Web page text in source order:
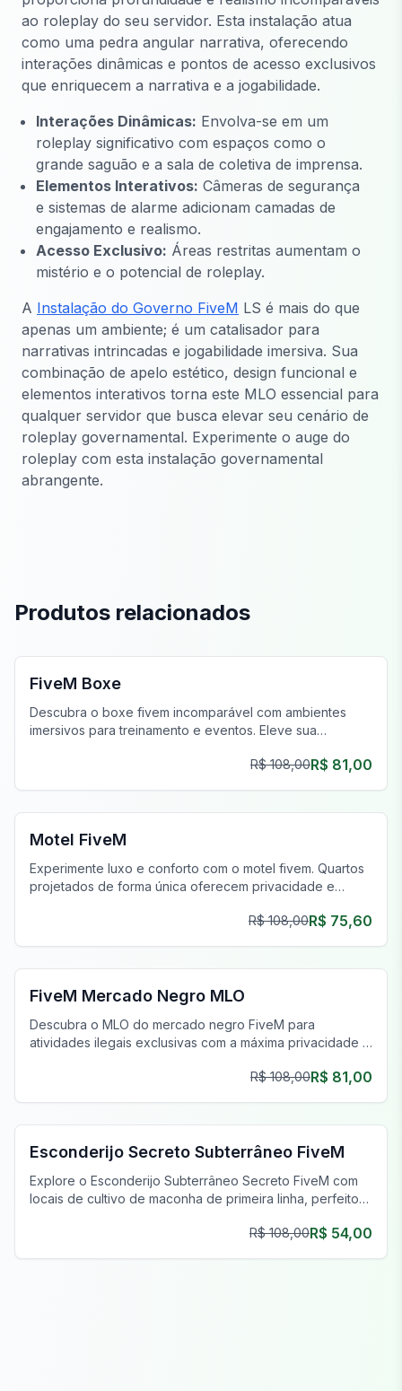
ao roleplay do seu servidor. Esta instalação atua
como uma pedra angular narrativa, oferecendo
interações dinâmicas e pontos de acesso exclusivos
que enriquecem a narrativa e a jogabilidade.
Interações Dinâmicas: Envolva-se em um
roleplay significativo com espaços como o
grande saguão e a sala de coletiva de imprensa.
Elementos Interativos: Câmeras de segurança
e sistemas de alarme adicionam camadas de
engajamento e realismo.
Acesso Exclusivo: Áreas restritas aumentam o
mistério e o potencial de roleplay.
A Instalação do Governo FiveM LS é mais do que
apenas um ambiente; é um catalisador para
narrativas intrincadas e jogabilidade imersiva. Sua
combinação de apelo estético, design funcional e
elementos interativos torna este MLO essencial para
qualquer servidor que busca elevar seu cenário de
roleplay governamental. Experimente o auge do
roleplay com esta instalação governamental
abrangente.
Produtos relacionados
FiveM Boxe
Descubra o boxe fivem incomparável com ambientes
imersivos para treinamento e eventos. Eleve sua
R$ 108,00R$ 81,00
FiveM Negócios MLO
Motel FiveM
Experimente luxo e conforto com o motel fivem. Quartos
projetados de forma única oferecem privacidade e
R$ 108,00R$ 75,60
FiveM Drogas MLO
FiveM Mercado Negro MLO
Descubra o MLO do mercado negro FiveM para
atividades ilegais exclusivas com a máxima privacidade e
R$ 108,00R$ 81,00
FiveM Gangue MLO
Esconderijo Secreto Subterrâneo FiveM
Explore o Esconderijo Subterrâneo Secreto FiveM com
locais de cultivo de maconha de primeira linha, perfeitos
R$ 108,00R$ 54,00